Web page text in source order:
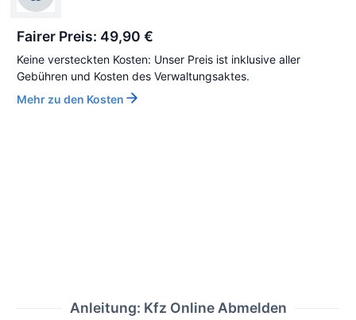
Fairer Preis: 49,90 €
Keine versteckten Kosten: Unser Preis ist inklusive aller
Gebühren und Kosten des Verwaltungsaktes.
Mehr zu den Kosten
Anleitung: Kfz Online Abmelden